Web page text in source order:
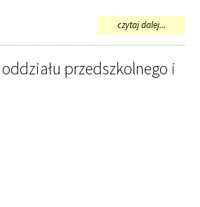
czytaj dalej...na
temat:
Komunikat
przedszkolnego i